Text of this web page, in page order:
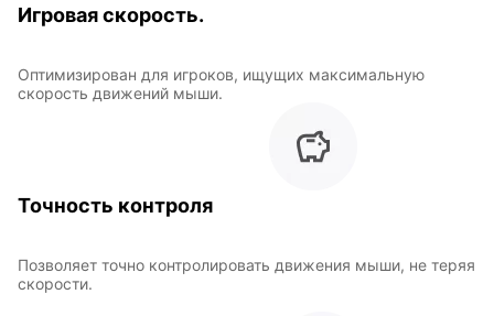
Игровая скорость.
Оптимизирован для игроков, ищущих максимальную
скорость движений мыши.
Точность контроля
Позволяет точно контролировать движения мыши, не теряя
скорости.
Мария
Карташева
В виде
стиль